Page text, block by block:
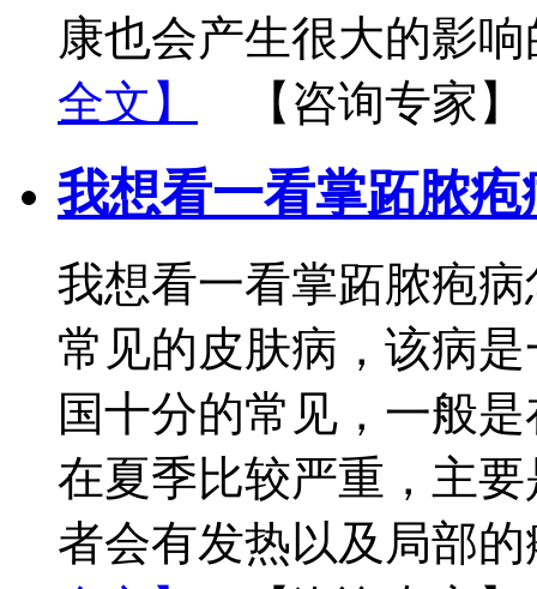
康也会产生很大的影
全文】
【咨询专家】
我想看一看掌跖脓
我想看一看掌跖脓疱
常见的皮肤病，该病
国十分的常见，一般
在夏季比较严重，主
者会有发热以及局部